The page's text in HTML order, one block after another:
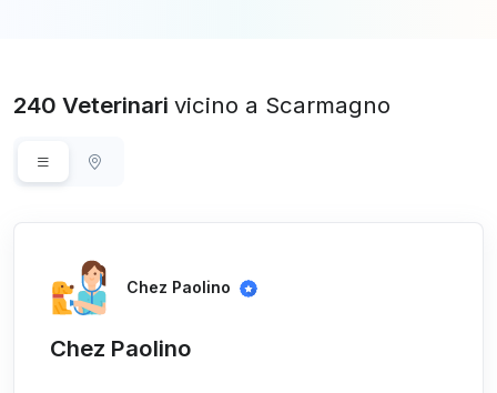
240 Veterinari vicino a Scarmagno
Chez Paolino
Chez Paolino